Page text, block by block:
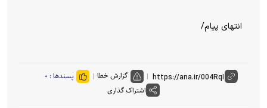
انتهای پیام/
گزارش خطا پسندها : ۰
اشتراک گذاری